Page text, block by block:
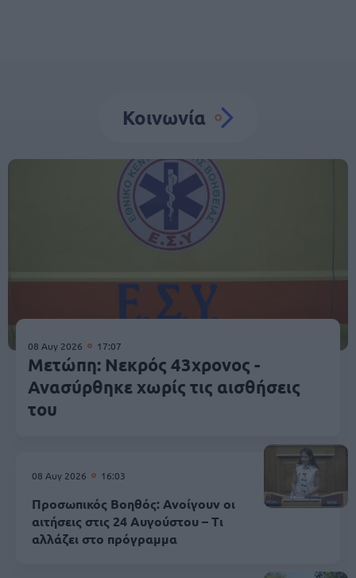
Κοινωνία
08 Αυγ 2026 17:07
Μετώπη: Νεκρός 43χρονος -
Ανασύρθηκε χωρίς τις αισθήσεις
του
08 Αυγ 2026 16:03
Προσωπικός Βοηθός: Ανοίγουν οι
αιτήσεις στις 24 Αυγούστου – Τι
αλλάζει στο πρόγραμμα